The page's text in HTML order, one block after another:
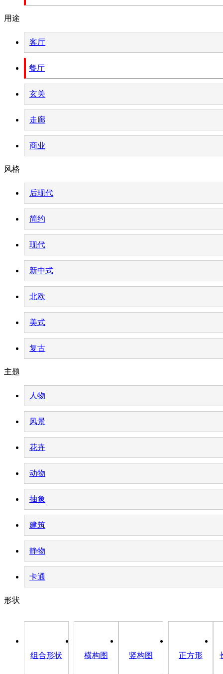
用途
客厅
餐厅
玄关
走廊
商业
风格
后现代
简约
现代
新中式
北欧
美式
复古
主题
人物
风景
花卉
动物
抽象
建筑
静物
卡通
形状
组合形状 横构图 竖构图 正方形